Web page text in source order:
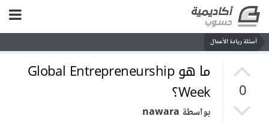
أسئلة ريادة الأعمال
0
ما هو Global Entrepreneurship
Week؟
بواسطة nawara